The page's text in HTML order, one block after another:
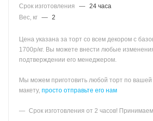
Срок изготовления
— 24 часа
Вес, кг — 2
Цена указана за торт со всем декором с
1700р/кг. Вы можете внести любые
подтверждении его менеджером.
Мы можем приготовить любой торт по
макету, просто отправьте его нам
Срок изготовления от 2 часов!